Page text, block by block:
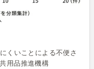
くいことによる不便さ
用品推進機構